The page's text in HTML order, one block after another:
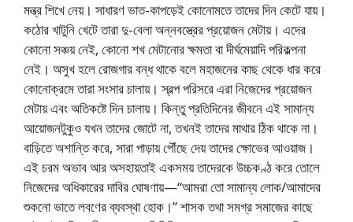
মন্ত্র শিখে নেয়। সাধারণ ভাত-কাপড়েই কোনােমতে তাদের দিন কেটে যায়।
কঠোর খাটুনি খেটে তারা দু-বেলা অন্নবস্ত্রের প্রয়ােজন মেটায়। এদের
কোনাে সঞ্চয় নেই, কোনাে শখ মেটানাের ক্ষমতা বা দীর্ঘমেয়াদি পরিকল্পনা
নেই। অসুখ হলে রােজগার বন্ধ থাকে বলে মহাজনের কাছ থেকে ধার করে
কোনােক্রমে তারা সংসার চালায়। স্বল্প পরিসরে এরা নিজেদের প্রয়ােজন
মেটায় এবং অতিকষ্টে দিন চালায়। কিন্তু প্রতিদিনের জীবনে এই সামান্য
আয়ােজনটুকুও যখন তাদের জোটে না, তখনই তাদের মাথার ঠিক থাকে না।
বাড়িতে অশান্তি করে, সারা পাড়ায় পৌঁছে দেয় তাদের ক্ষোভের আওয়াজ।
এই চরম অভাব আর অসহায়তাই একসময় তাদেরকে উচ্চকণ্ঠ করে তােলে
নিজেদের অধিকারের দাবির ঘােষণায়—“আমরা তাে সামান্য লােক/আমাদের
শুকনাে ভাতে লবণের ব্যবস্থা হােক।” শাসক তথা সমগ্র সমাজের কাছে